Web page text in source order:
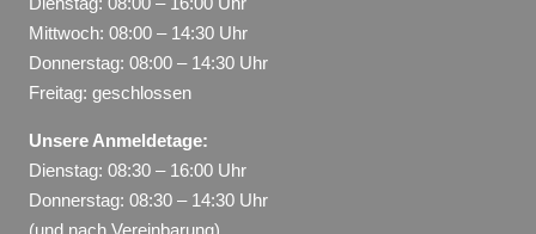
Mittwoch: 08:00 – 14:30 Uhr
Donnerstag: 08:00 – 14:30 Uhr
Freitag: geschlossen
Unsere Anmeldetage:
Dienstag: 08:30 – 16:00 Uhr
Donnerstag: 08:30 – 14:30 Uhr
(und nach Vereinbarung)